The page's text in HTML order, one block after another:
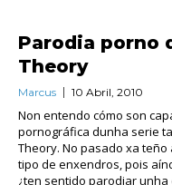
Parodia porno
Theory
Marcus 10 Abril, 2010
Non entendo cómo son
pornográfica dunha serie
Theory. No pasado xa
tipo de enxendros, pois
¿ten sentido parodiar unha